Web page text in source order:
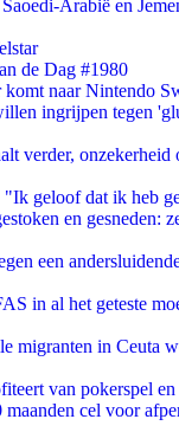
Arabië en
de Dag #1980
komt naar Nintendo
ingrijpen tegen
verder,
"Ik geloof dat ik heb
en gesneden:
een
in al het geteste
migranten in Ceuta
van pokerspel
cel voor